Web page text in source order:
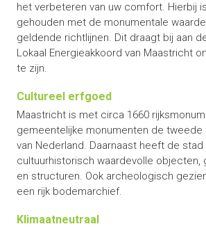
het verbeteren van uw comfort. Hierbij
gehouden met de monumentale
geldende richtlijnen. Dit draagt bij aan
Lokaal Energieakkoord van Maastricht
te zijn.
Cultureel erfgoed
Maastricht is met circa 1660
gemeentelijke monumenten de tweede
van Nederland. Daarnaast heeft de stad
cultuurhistorisch waardevolle objecten,
en structuren. Ook archeologisch
een rijk bodemarchief.
Klimaatneutraal